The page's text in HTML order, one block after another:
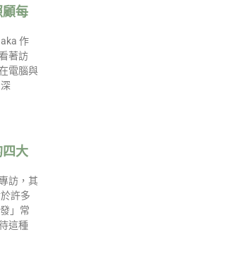
每
作
著訪
電腦與
四大
訪，其
許多
」常
這種